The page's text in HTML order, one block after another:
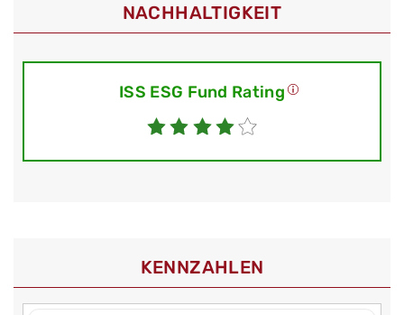
NACHHALTIGKEIT
ISS ESG Fund Rating
KENNZAHLEN